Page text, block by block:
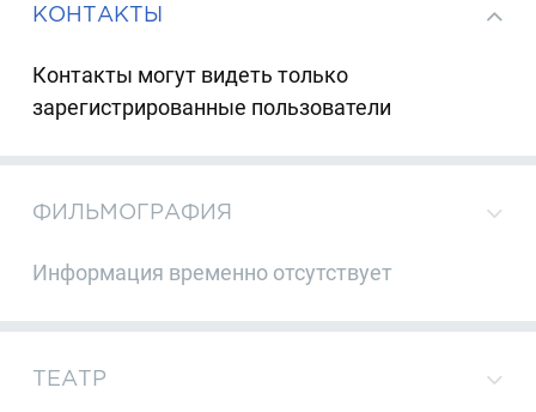
КОНТАКТЫ
Контакты могут видеть только
зарегистрированные пользователи
ФИЛЬМОГРАФИЯ
Информация временно отсутствует
ТЕАТР